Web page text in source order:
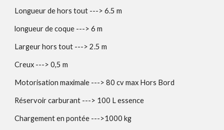
Longueur de hors tout ---> 6.5 m
longueur de coque ---> 6 m
Largeur hors tout ---> 2.5 m
Creux ---> 0,5 m
Motorisation maximale ---> 80 cv max Hors Bord
Réservoir carburant ---> 100 L essence
Chargement en pontée --->1000 kg